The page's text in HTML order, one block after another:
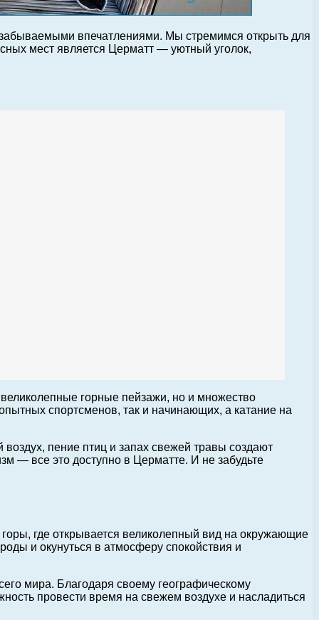
впечатлениями. Мы стремимся открыть для
мест является Церматт — уютный уголок,
горные пейзажи, но и множество
спортсменов, так и начинающих, а катание на
пение птиц и запах свежей травы создают
— все это доступно в Церматте. И не забудьте
где открывается великолепный вид на окружающие
и окунуться в атмосферу спокойствия и
мира. Благодаря своему географическому
провести время на свежем воздухе и насладиться